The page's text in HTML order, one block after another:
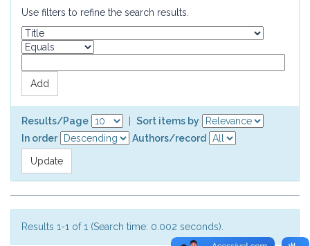
Use filters to refine the search results.
Results/Page
Sort items by
In order
Authors/record
Results 1-1 of 1 (Search time: 0.002 seconds).